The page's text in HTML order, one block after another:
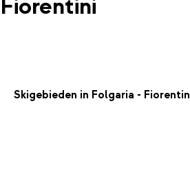
Fiorentini
Skigebieden in Folgaria -